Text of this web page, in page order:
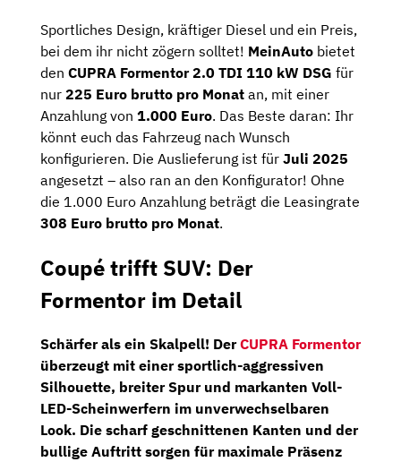
Sportliches Design, kräftiger Diesel und ein Preis,
bei dem ihr nicht zögern solltet! MeinAuto bietet
den CUPRA Formentor 2.0 TDI 110 kW DSG für
nur 225 Euro brutto pro Monat an, mit einer
Anzahlung von 1.000 Euro. Das Beste daran: Ihr
könnt euch das Fahrzeug nach Wunsch
konfigurieren. Die Auslieferung ist für Juli 2025
angesetzt – also ran an den Konfigurator! Ohne
die 1.000 Euro Anzahlung beträgt die Leasingrate
308 Euro brutto pro Monat.
Coupé trifft SUV: Der
Formentor im Detail
Schärfer als ein Skalpell! DerCUPRA Formentor
überzeugt mit einer sportlich-aggressiven
Silhouette, breiter Spur und markanten Voll-
LED-Scheinwerfern im unverwechselbaren
Look. Die scharf geschnittenen Kanten und der
bullige Auftritt sorgen für maximale Präsenz